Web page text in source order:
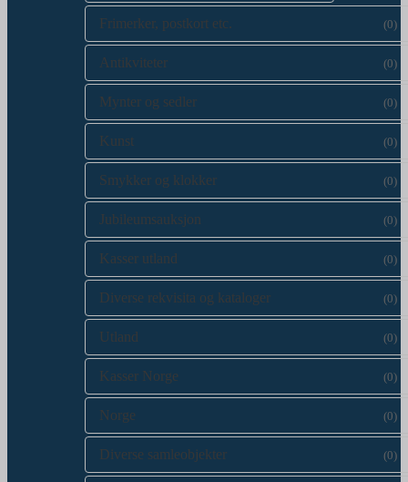
Frimerker, postkort etc. (0)
Antikviteter (0)
Mynter og sedler (0)
Kunst (0)
Smykker og klokker (0)
Jubileumsauksjon (0)
Kasser utland (0)
Diverse rekvisita og kataloger (0)
Utland (0)
Kasser Norge (0)
Norge (0)
Diverse samleobjekter (0)